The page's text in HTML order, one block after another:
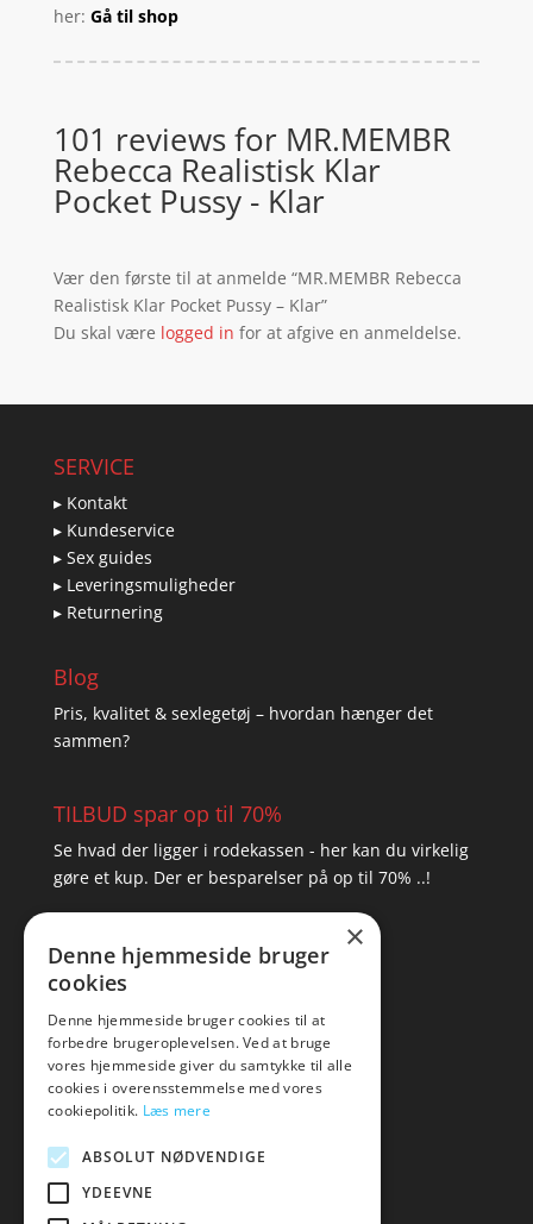
her: Gå til shop
101 reviews for MR.MEMBR
Rebecca Realistisk Klar
Pocket Pussy - Klar
Vær den første til at anmelde “MR.MEMBR Rebecca
Realistisk Klar Pocket Pussy – Klar”
Du skal være logged in for at afgive en anmeldelse.
SERVICE
▸ Kontakt
▸ Kundeservice
▸ Sex guides
▸ Leveringsmuligheder
▸ Returnering
Blog
Pris, kvalitet & sexlegetøj – hvordan hænger det
sammen?
TILBUD spar op til 70%
Se hvad der ligger i rodekassen - her kan du virkelig
gøre et kup. Der er besparelser på op til 70% ..!
Tlf: 7876 8672
Mail: hej@amare.dk
×
Denne hjemmeside bruger
cookies
Denne hjemmeside bruger cookies til at
forbedre brugeroplevelsen. Ved at bruge
vores hjemmeside giver du samtykke til alle
cookies i overensstemmelse med vores
cookiepolitik. Læs mere
ABSOLUT NØDVENDIGE
YDEEVNE